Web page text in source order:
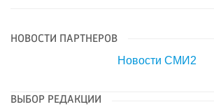
НОВОСТИ ПАРТНЕРОВ
Новости СМИ2
ВЫБОР РЕДАКЦИИ